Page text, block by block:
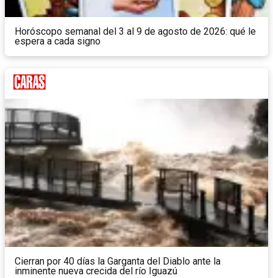
Horóscopo semanal del 3 al 9 de agosto de 2026: qué le
espera a cada signo
Cierran por 40 días la Garganta del Diablo ante la
inminente nueva crecida del río Iguazú